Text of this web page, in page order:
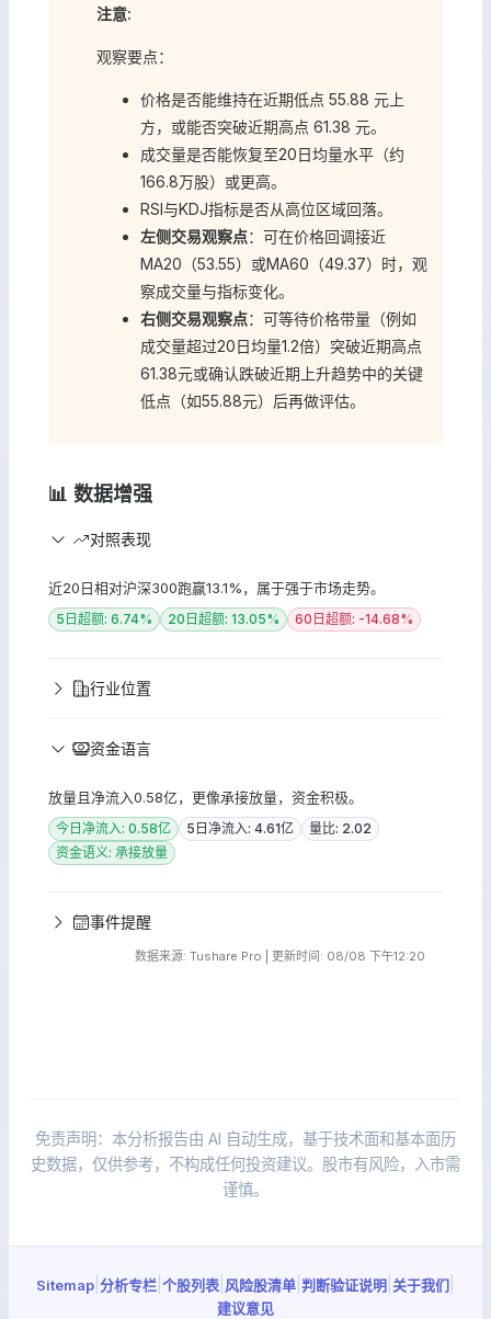
注意:
观察要点：
价格是否能维持在近期低点 55.88 元上
方，或能否突破近期高点 61.38 元。
成交量是否能恢复至20日均量水平（约
166.8万股）或更高。
RSI与KDJ指标是否从高位区域回落。
左侧交易观察点：可在价格回调接近
MA20（53.55）或MA60（49.37）时，观
察成交量与指标变化。
右侧交易观察点：可等待价格带量（例如
成交量超过20日均量1.2倍）突破近期高点
61.38元或确认跌破近期上升趋势中的关键
低点（如55.88元）后再做评估。
📊 数据增强
对照表现
近20日相对沪深300跑赢13.1%，属于强于市场走势。
5日超额: 6.74% 20日超额: 13.05% 60日超额: -14.68%
行业位置
资金语言
放量且净流入0.58亿，更像承接放量，资金积极。
今日净流入: 0.58亿 5日净流入: 4.61亿
量比: 2.02
资金语义: 承接放量
事件提醒
数据来源: Tushare Pro | 更新时间: 08/08 下午12:20
免责声明：本分析报告由 AI 自动生成，基于技术面和基本面历
史数据，仅供参考，不构成任何投资建议。股市有风险，入市需
谨慎。
Sitemap 分析专栏 个股列表 风险股清单 判断验证说明 关于我们
建议意见